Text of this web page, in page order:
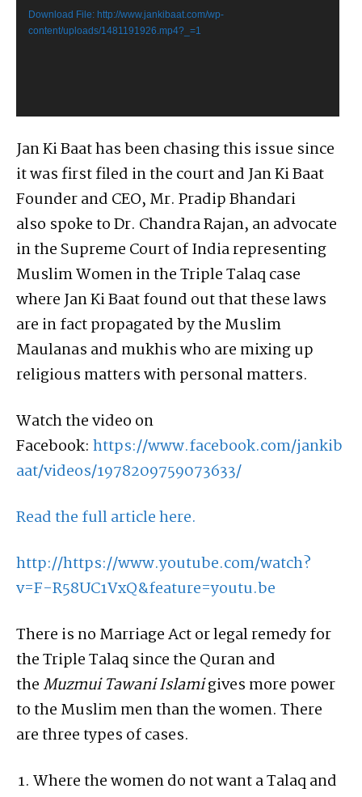
a
y
e
r
Download File: http://www.jankibaat.com/wp-
content/uploads/1481191926.mp4?_=1
Jan Ki Baat has been chasing this issue since
it was first filed in the court and Jan Ki Baat
Founder and CEO, Mr. Pradip Bhandari
also spoke to Dr. Chandra Rajan, an advocate
in the Supreme Court of India representing
Muslim Women in the Triple Talaq case
where Jan Ki Baat found out that these laws
are in fact propagated by the Muslim
Maulanas and mukhis who are mixing up
religious matters with personal matters.
Watch the video on
Facebook: https://www.facebook.com/jankib
aat/videos/1978209759073633/
Read the full article here.
http://https://www.youtube.com/watch?
v=F-R58UC1VxQ&feature=youtu.be
There is no Marriage Act or legal remedy for
the Triple Talaq since the Quran and
theMuzmui Tawani Islamigives more power
to the Muslim men than the women. There
are three types of cases.
Where the women do not want a Talaq and